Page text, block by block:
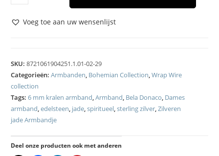
Voeg toe aan uw wensenlijst
SKU:8721061904251.1.01-02-29
Categorieën:Armbanden, Bohemian Collection,Wrap Wire
collection
Tags:6 mm kralen armband,Armband, Bela Donaco, Dames
armband,edelsteen, jade,spiritueel,sterling zilver,Zilveren
jade Armbandje
Deel onze producten ook met anderen